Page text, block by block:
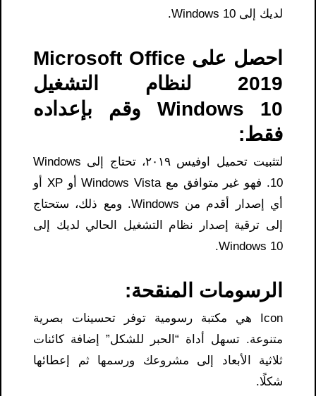
لديك إلى Windows 10.
احصل على Microsoft Office
2019 لنظام التشغيل
Windows 10 وقم بإعداده
فقط:
لتثبيت تحميل اوفيس ٢٠١٩​، تحتاج إلى Windows
10. فهو غير متوافق مع Windows Vista أو XP أو
أي إصدار أقدم من Windows. ومع ذلك، ستحتاج
إلى ترقية إصدار نظام التشغيل الحالي لديك إلى
Windows 10.
الرسومات المنقحة:
Icon هي مكتبة رسومية توفر تحسينات بصرية
متنوعة. تسهل أداة “الحبر للشكل” إضافة كائنات
ثلاثية الأبعاد إلى مشروعك ورسمها ثم إعطائها
شكلًا.